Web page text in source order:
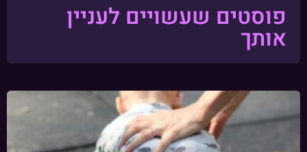
פוסטים שעשויים לעניין
אותך